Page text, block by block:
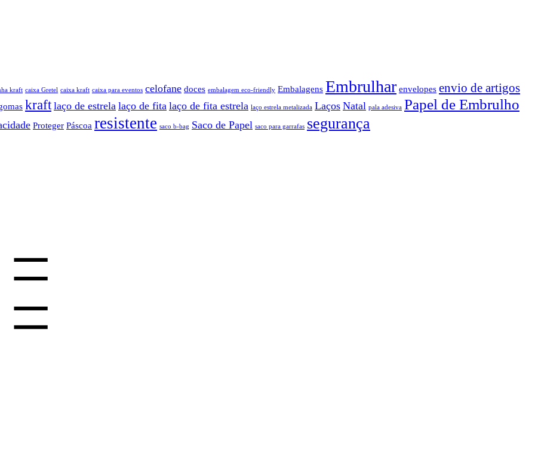
kraft caixa Gretel caixa kraft caixa para eventos celofane doces embalagem eco-friendly Embalagens Embrulhar envelopes envio de artigos
kraft laço de estrela laço de fita laço de fita estrela laço estrela metalizada Laços Natal pala adesiva Papel de Embrulho
Proteger Páscoa resistente saco b-bag Saco de Papel saco para garrafas segurança